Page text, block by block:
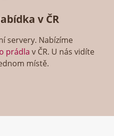
v ČR
servery. Nabízíme
prádla v ČR. U nás vidíte
místě.